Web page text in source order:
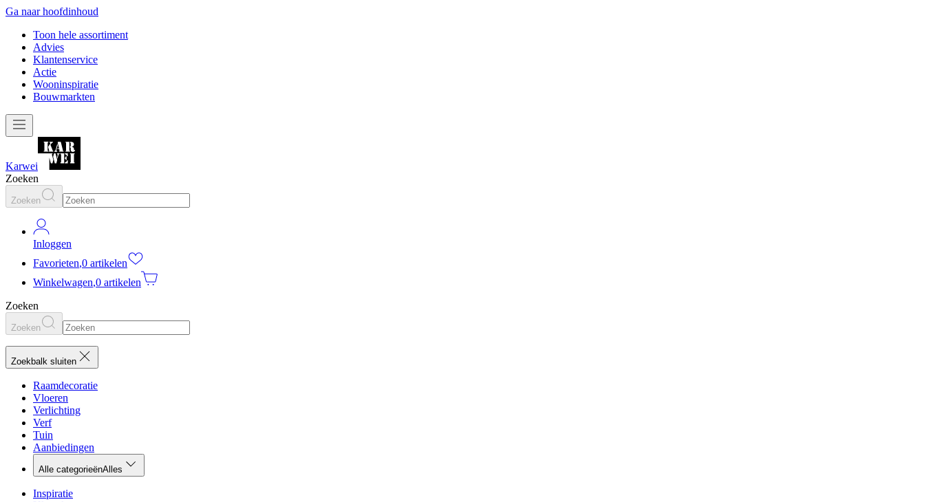
Ga naar hoofdinhoud
Toon hele assortiment
Advies
Klantenservice
Actie
Wooninspiratie
Bouwmarkten
Karwei
Zoeken
Zoeken
Inloggen
Favorieten,0 artikelen
Winkelwagen,0 artikelen
Zoeken
Zoeken
Zoekbalk sluiten
Raamdecoratie
Vloeren
Verlichting
Verf
Tuin
Aanbiedingen
Alle categorieënAlles
Inspiratie